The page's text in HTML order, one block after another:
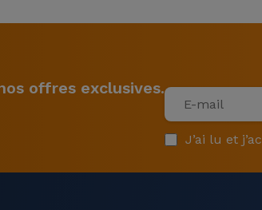
offres exclusives.
J’ai lu et